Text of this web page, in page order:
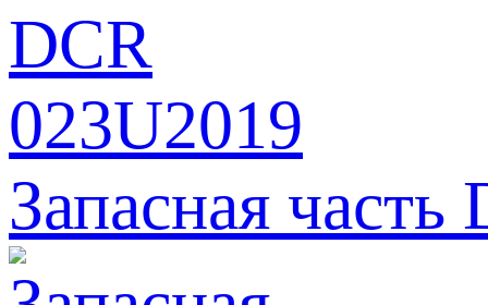
Запасная